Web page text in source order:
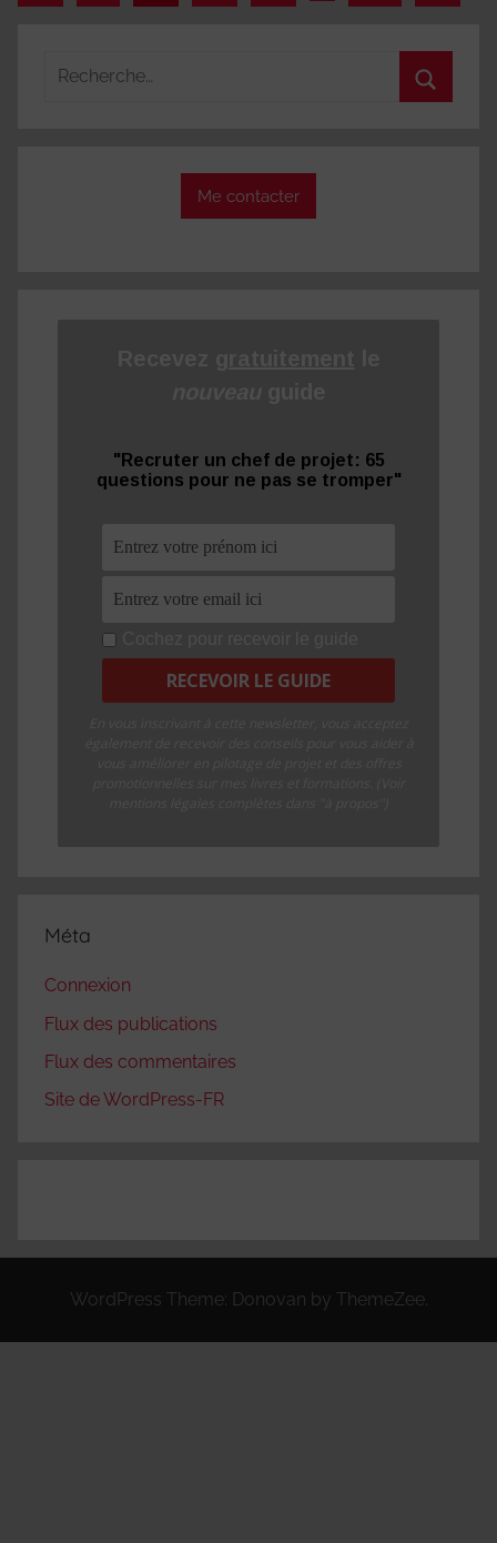
publications
Recherche
Me contacter
"Recruter un chef de projet: 65
questions pour ne pas se tromper"
Méta
Connexion
Flux des publications
Flux des commentaires
Site de WordPress-FR
WordPress Theme: Donovan by ThemeZee.